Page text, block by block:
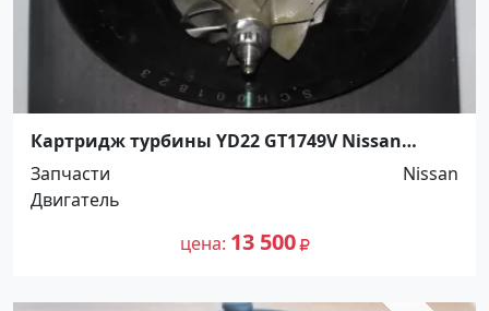
Картридж турбины YD22 GT1749V Nissan
Primera, X-Trail 14411-AU600 Краснодар
Запчасти
Nissan
Двигатель
цена 13 500